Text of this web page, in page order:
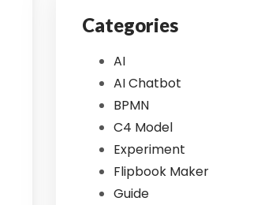
Categories
AI
AI Chatbot
BPMN
C4 Model
Experiment
Flipbook Maker
Guide